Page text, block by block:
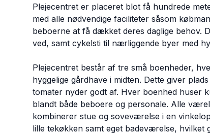
Plejecentret er placeret blot få hundrede
med alle nødvendige faciliteter såsom
beboerne at få dækket deres daglige behov.
ved, samt cykelsti til nærliggende byer med
Plejecentret består af tre små boenheder,
hyggelige gårdhave i midten. Dette giver
tomater nyder godt af. Hver boenhed huser
blandt både beboere og personale. Alle
kombinerer stue og soveværelse i en
lille tekøkken samt eget badeværelse, hvilket